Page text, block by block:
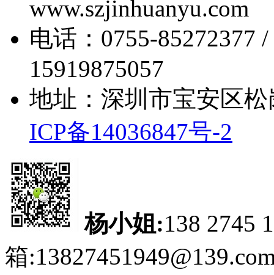
www.szjinhuanyu.com
电话：0755-85272377
15919875057
地址：深圳市宝安区
ICP备14036847号-2
杨小姐:138 2745
箱